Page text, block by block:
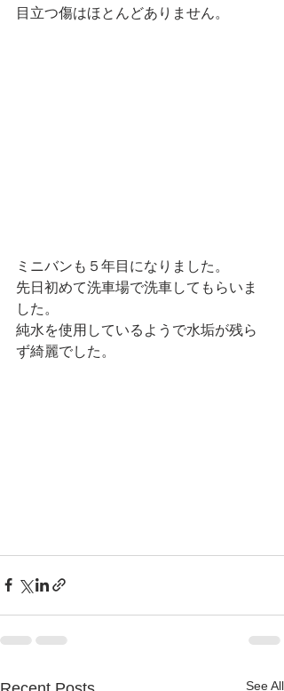
目立つ傷はほとんどありません。
ミニバンも５年目になりました。
先日初めて洗車場で洗車してもらいま
した。
純水を使用しているようで水垢が残ら
ず綺麗でした。
See All